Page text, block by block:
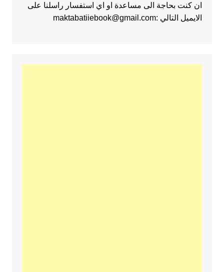
ان كنت بحاجة الى مساعدة او اي استفسار راسلنا على
الايميل التالي :maktabatiiebook@gmail.com